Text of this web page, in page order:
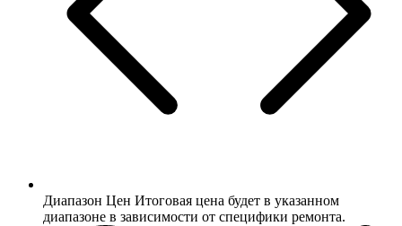
Диапазон Цен Итоговая цена будет в указанном
диапазоне в зависимости от специфики ремонта.